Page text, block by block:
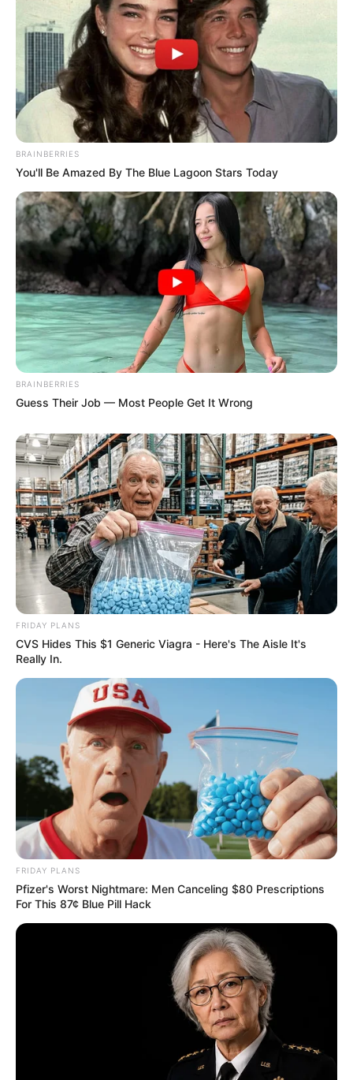
BRAINBERRIES
You'll Be Amazed By The Blue Lagoon Stars Today
BRAINBERRIES
Guess Their Job — Most People Get It Wrong
FRIDAY PLANS
CVS Hides This $1 Generic Viagra - Here's The Aisle It's
Really In.
FRIDAY PLANS
Pfizer's Worst Nightmare: Men Canceling $80 Prescriptions
For This 87¢ Blue Pill Hack